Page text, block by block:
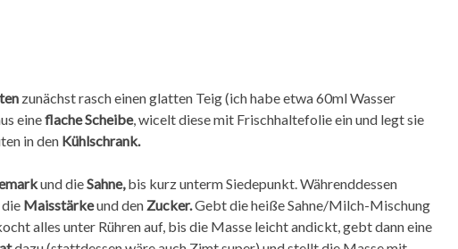
zunächst rasch einen glatten Teig (ich habe etwa 60ml Wasser
eineflache Scheibe, wicelt diese mit Frischhaltefolie ein und legt sie
in den Kühlschrank.
und dieSahne,bis kurz unterm Siedepunkt. Währenddessen
die Maisstärkeund den Zucker.Gebt die heiße Sahne/Milch-Mischung
alles unter Rühren auf, bis die Masse leicht andickt, gebt dann eine